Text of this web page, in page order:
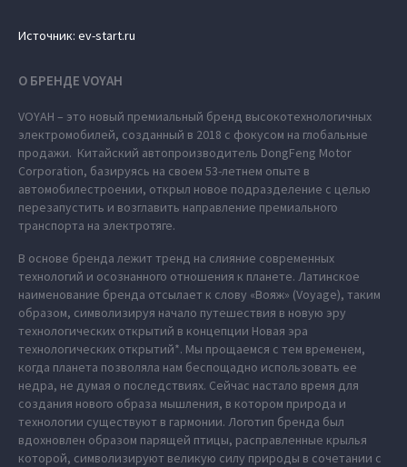
Источник: ev-start.ru
О БРЕНДЕ VOYAH
VOYAH – это новый премиальный бренд высокотехнологичных
электромобилей, созданный в 2018 с фокусом на глобальные
продажи. Китайский автопроизводитель DongFeng Motor
Corporation, базируясь на своем 53-летнем опыте в
автомобилестроении, открыл новое подразделение с целью
перезапустить и возглавить направление премиального
транспорта на электротяге.
В основе бренда лежит тренд на слияние современных
технологий и осознанного отношения к планете. Латинское
наименование бренда отсылает к слову «Вояж» (Voyage), таким
образом, символизируя начало путешествия в новую эру
технологических открытий в концепции Новая эра
технологических открытий*. Мы прощаемся с тем временем,
когда планета позволяла нам беспощадно использовать ее
недра, не думая о последствиях. Сейчас настало время для
создания нового образа мышления, в котором природа и
технологии существуют в гармонии. Логотип бренда был
вдохновлен образом парящей птицы, расправленные крылья
которой, символизируют великую силу природы в сочетании с